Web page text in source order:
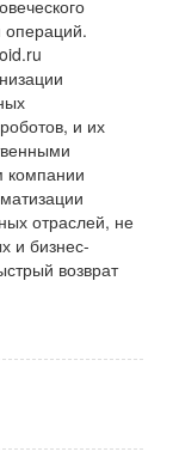
операций.
и их
компании
отраслей, не
и бизнес-
возврат